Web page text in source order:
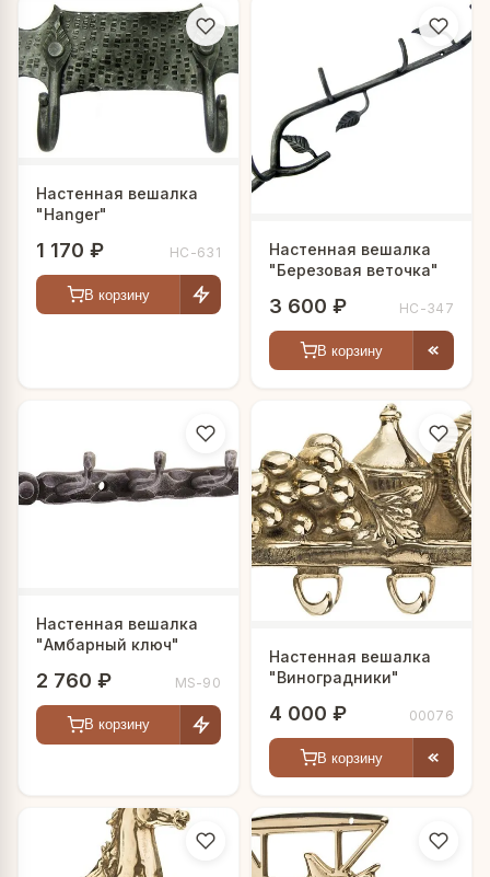
Настенная вешалка
"Hanger"
1 170 ₽ HC-631
В корзину
Настенная вешалка
"Березовая веточка"
3 600 ₽ HC-347
В корзину
Настенная вешалка
"Амбарный ключ"
2 760 ₽ MS-90
В корзину
Настенная вешалка
"Виноградники"
4 000 ₽ 00076
В корзину